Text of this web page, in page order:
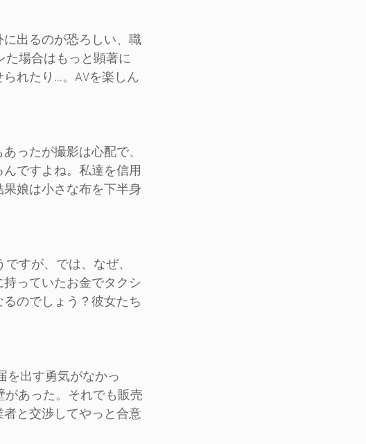
出るのが恐ろしい、職
た場合はもっと顕著に
れたり…。AVを楽しん
ったが撮影は心配で、
ですよね。私達を信用
娘は小さな布を下半身
すが、では、なぜ、
っていたお金でタクシ
のでしょう？彼女たち
を出す勇気がなかっ
あった。それでも販売
と交渉してやっと合意